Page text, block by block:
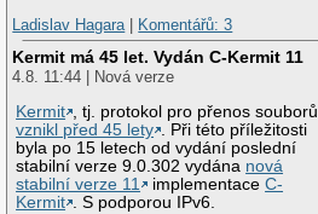
Ladislav Hagara| Komentářů: 3
Kermit má 45 let. Vydán C-Kermit 11
4.8. 11:44 | Nová verze
Kermit
, tj. protokol pro přenos souborů,
vznikl před 45 lety
. Při této příležitosti
byla po 15 letech od vydání poslední
stabilní verze 9.0.302 vydána nová
stabilní verze 11
implementaceC-
Kermit
. S podporou IPv6.